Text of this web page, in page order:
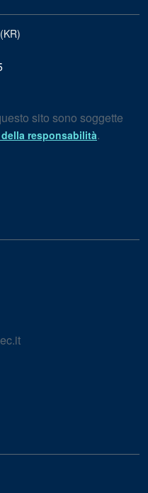
sito sono soggette
responsabilità.